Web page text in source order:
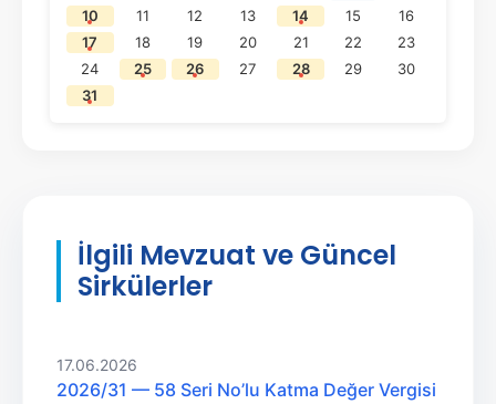
10
11 12 13 14 15
16
17
18 19 20 21 22
23
24
25 26 27 28 29
30
31
İlgili Mevzuat ve Güncel
Sirkülerler
17.06.2026
2026/31 — 58 Seri No’lu Katma Değer Vergisi